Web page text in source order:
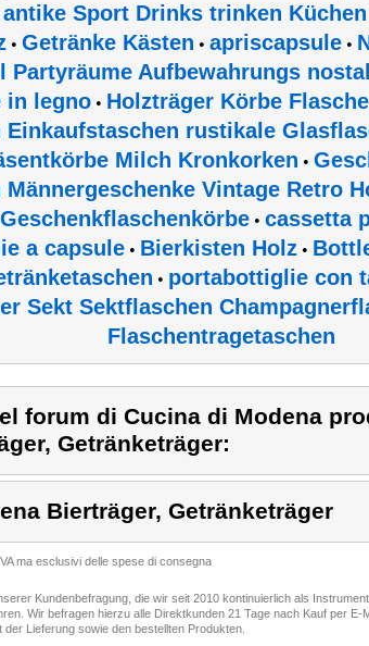
Sport Drinks trinken Küchen
• Getränke Kästen • apriscapsule•
Partyräume Aufbewahrungs
in legno • Holzträger Körbe
Einkaufstaschen rustikale
Milch Kronkorken •
Männergeschenke Vintage Retro
Geschenkflaschenkörbe• cassetta
a capsule • Bierkisten Holz •
• portabottiglie con
Sekt Sektflaschen
Flaschentragetaschen
forum di Cucina di Modena
Getränketräger:
Bierträger, Getränketräger
ma esclusivi delle spese di consegna
Kundenbefragung, die wir seit 2010 kontinuierlich als
Wir befragen hierzu alle Direktkunden 21 Tage nach Kauf per E-
Lieferung sowie den bestellten Produkten.